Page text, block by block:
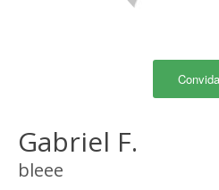
Gabriel F.
bleee